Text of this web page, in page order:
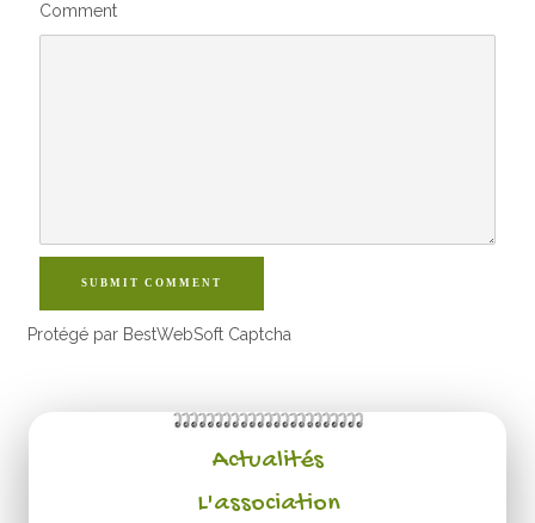
Comment
SUBMIT COMMENT
Protégé par BestWebSoft Captcha
Actualités
L'association